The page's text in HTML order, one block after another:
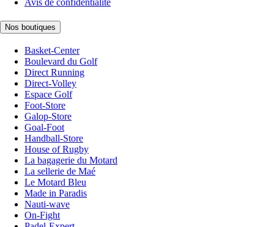
Avis de confidentialité
Nos boutiques
Basket-Center
Boulevard du Golf
Direct Running
Direct-Volley
Espace Golf
Foot-Store
Galop-Store
Goal-Foot
Handball-Store
House of Rugby
La bagagerie du Motard
La sellerie de Maé
Le Motard Bleu
Made in Paradis
Nauti-wave
On-Fight